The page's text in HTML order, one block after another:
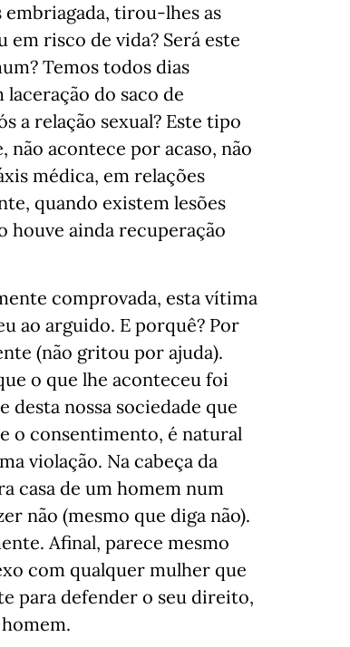
embriagada, tirou-lhes as
risco de vida? Será este
Temos todos dias
do saco de
a relação sexual? Este tipo
acontece por acaso, não
médica, em relações
quando existem lesões
houve ainda recuperação
comprovada, esta vítima
ao arguido. E porquê? Por
(não gritou por ajuda).
o que lhe aconteceu foi
desta nossa sociedade que
o consentimento, é natural
violação. Na cabeça da
casa de um homem num
não (mesmo que diga não).
Afinal, parece mesmo
com qualquer mulher que
para defender o seu direito,